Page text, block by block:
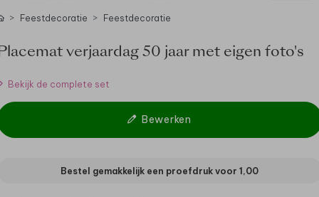
Feestdecoratie Feestdecoratie
verjaardag 50 jaar met eigen foto's
Bekijk de complete set
Bewerken
Bestel gemakkelijk een proefdruk voor 1,00